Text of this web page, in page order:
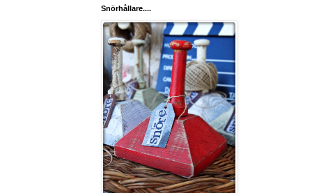
Snörhållare....